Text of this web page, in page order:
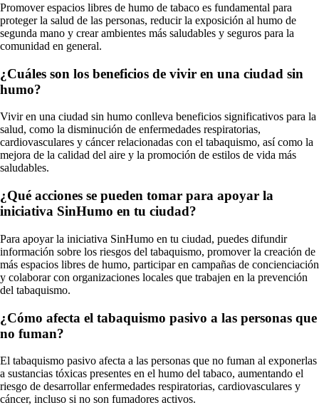
Promover espacios libres de humo de tabaco es fundamental para
proteger la salud de las personas, reducir la exposición al humo de
segunda mano y crear ambientes más saludables y seguros para la
comunidad en general.
¿Cuáles son los beneficios de vivir en una ciudad sin
humo?
Vivir en una ciudad sin humo conlleva beneficios significativos para la
salud, como la disminución de enfermedades respiratorias,
cardiovasculares y cáncer relacionadas con el tabaquismo, así como la
mejora de la calidad del aire y la promoción de estilos de vida más
saludables.
¿Qué acciones se pueden tomar para apoyar la
iniciativa SinHumo en tu ciudad?
Para apoyar la iniciativa SinHumo en tu ciudad, puedes difundir
información sobre los riesgos del tabaquismo, promover la creación de
más espacios libres de humo, participar en campañas de concienciación
y colaborar con organizaciones locales que trabajen en la prevención
del tabaquismo.
¿Cómo afecta el tabaquismo pasivo a las personas que
no fuman?
El tabaquismo pasivo afecta a las personas que no fuman al exponerlas
a sustancias tóxicas presentes en el humo del tabaco, aumentando el
riesgo de desarrollar enfermedades respiratorias, cardiovasculares y
cáncer, incluso si no son fumadores activos.